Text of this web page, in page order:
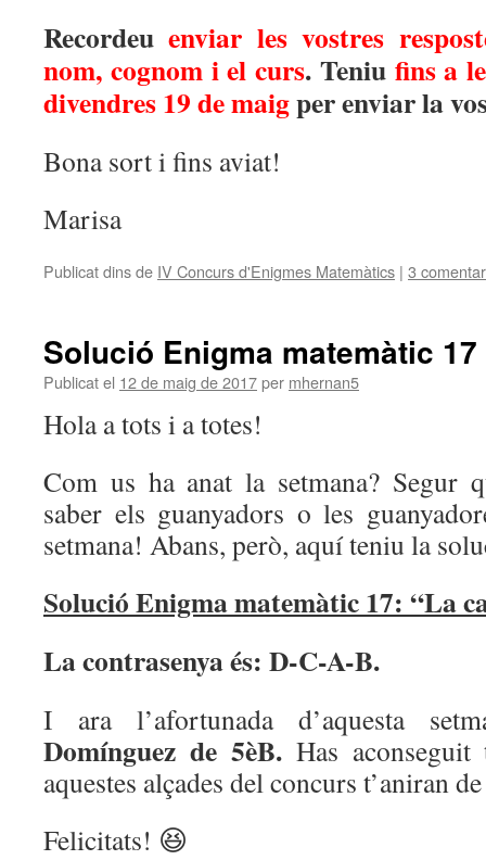
Recordeuenviar les vostres
nom, cognom i el curs. Teniu fins a
divendres 19 de maigper enviar la
Bona sort i fins aviat!
Marisa
Publicat dins de IV Concurs d'Enigmes Matemàtics | 3
Solució Enigma matemàtic 17
Publicat el 12 de maig de 2017per mhernan5
Hola a tots i a totes!
Com us ha anat la setmana? Segur
saber els guanyadors o les
setmana! Abans, però, aquí teniu la
Solució Enigma matemàtic 17: “La
La contrasenya és: D-C-A-B.
I ara l’afortunada d’aquesta
Domínguez de 5èB. Has
aquestes alçades del concurs t’aniran
Felicitats! 😆